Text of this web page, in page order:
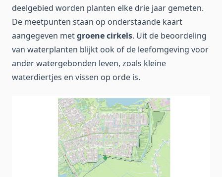
deelgebied worden planten elke drie jaar gemeten.
De meetpunten staan op onderstaande kaart
aangegeven metgroene cirkels. Uit de beoordeling
van waterplanten blijkt ook of de leefomgeving voor
ander watergebonden leven, zoals kleine
waterdiertjes en vissen op orde is.